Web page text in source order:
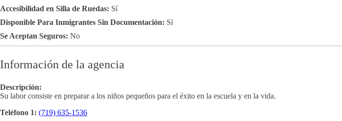
Accesibilidad en Silla de Ruedas: Sí
Disponible Para Inmigrantes Sin Documentación: Sí
Se Aceptan Seguros: No
Información de la agencia
Descripción:
Su labor consiste en preparar a los niños pequeños para el éxito en la escuela y en la vida.
Teléfono 1: (719) 635-1536